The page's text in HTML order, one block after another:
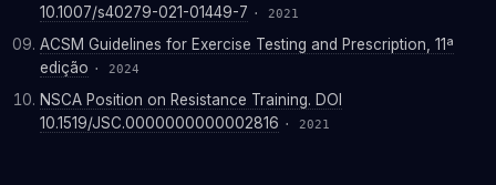
10.1007/s40279-021-01449-7 · 2021
ACSM Guidelines for Exercise Testing and Prescription, 11ª
edição · 2024
NSCA Position on Resistance Training. DOI
10.1519/JSC.0000000000002816 · 2021